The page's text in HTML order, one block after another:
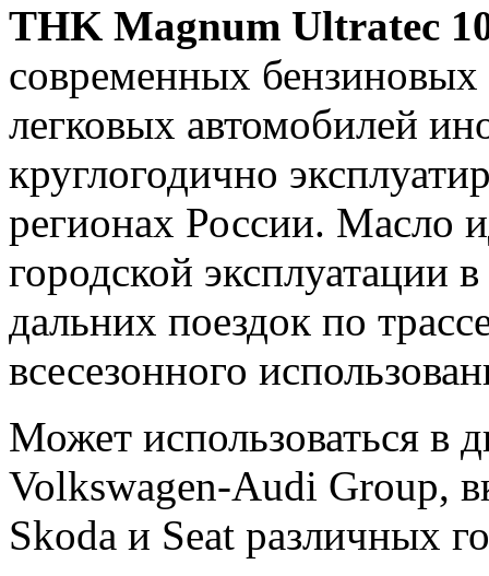
THK Magnum Ultratec
современных бензиновых
легковых автомобилей
круглогодично
регионах России. Масло
городской эксплуатации
дальних поездок по
всесезонного
Может использоваться в
Volkswagen-Audi Group,
Skoda и Seat различных